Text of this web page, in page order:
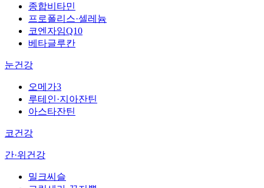
종합비타민
프로폴리스·셀레늄
코엔자임Q10
베타글루칸
눈건강
오메가3
루테인·지아잔틴
아스타잔틴
코건강
간·위건강
밀크씨슬